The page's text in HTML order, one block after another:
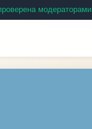
модераторами